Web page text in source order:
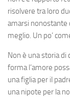
risolvere tra loro
amarsi nonostante
meglio. Un po’
Non è una storia di
forma l’amore
una figlia per il
una nipote per la